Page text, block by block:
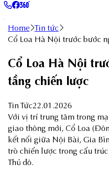
Home Tin tức
Cổ Loa Hà Nội trước bước
Cổ Loa Hà Nội
tầng chiến lược
Tin Tức22.01.2026
Với vị trí trung tâm trong
giao thông mới, Cổ Loa
kết nối giữa Nội Bài, Gia
trò chiến lược trong cấu
Thủ đô.